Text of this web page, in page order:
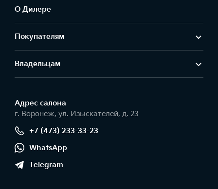
О Дилере
Покупателям
Владельцам
Адрес салонa
г. Воронеж, ул. Изыскателей, д. 23
+7 (473) 233-33-23
WhatsApp
Telegram